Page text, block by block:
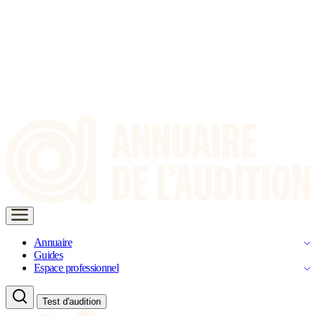
Annuaire
Guides
Espace professionnel
Test d'audition